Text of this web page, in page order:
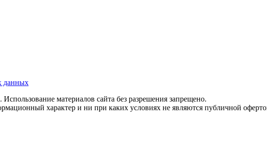
данных
материалов сайта без разрешения запрещено.
характер и ни при каких условиях не являются публичной